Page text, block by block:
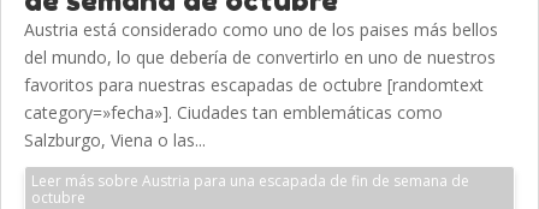
Austria está considerado como uno de los paises más bellos
del mundo, lo que debería de convertirlo en uno de nuestros
favoritos para nuestras escapadas de octubre [randomtext
category=»fecha»]. Ciudades tan emblemáticas como
Salzburgo, Viena o las...
Leer más sobre Austria para una escapada de fin de semana de
octubre